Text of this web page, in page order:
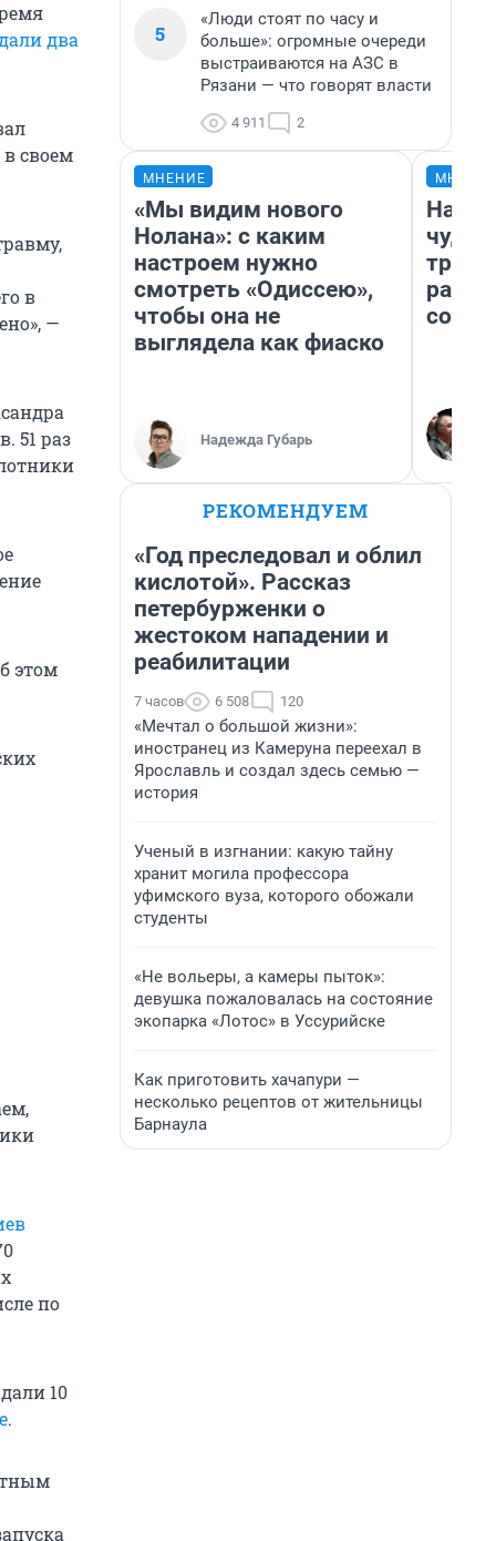
два
в своем
в
—
51 раз
этом
по
10
.
5
«Люди стоят по часу и
больше»: огромные очереди
выстраиваются на АЗС в
Рязани — что говорят власти
4 911 2
МНЕНИЕ
«Мы видим нового
Нолана»: с каким
настроем нужно
смотреть «Одиссею»,
чтобы она не
выглядела как фиаско
Надежда Губарь
РЕКОМЕНДУЕМ
«Год преследовал и облил
кислотой». Рассказ
петербурженки о
жестоком нападении и
реабилитации
7 часов 6 508 120
«Мечтал о большой жизни»:
иностранец из Камеруна переехал в
Ярославль и создал здесь семью —
история
Ученый в изгнании: какую тайну
хранит могила профессора
уфимского вуза, которого обожали
студенты
«Не вольеры, а камеры пыток»:
девушка пожаловалась на состояние
экопарка «Лотос» в Уссурийске
Как приготовить хачапури —
несколько рецептов от жительницы
Барнаула